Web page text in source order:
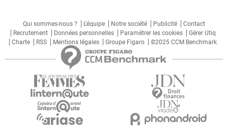
Qui sommes-nous ? L'équipe Notre société Publicité
Contact
Recrutement
Données personnelles Paramétrer les cookies
Gérer Utiq
Charte
RSS Mentions légales Groupe Figaro ©2025 CCM Benchmark